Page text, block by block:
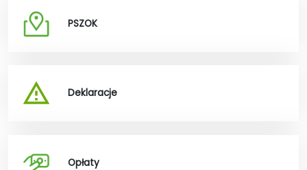
PSZOK
Deklaracje
Opłaty